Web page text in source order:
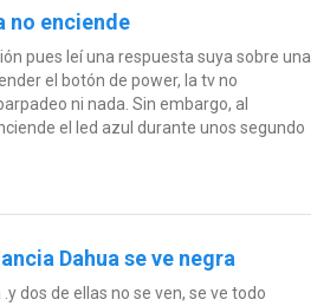
no enciende
pues leí una respuesta suya sobre una
el botón de power, la tv no
ni nada. Sin embargo, al
el led azul durante unos segundo
Dahua se ve negra
dos de ellas no se ven, se ve todo